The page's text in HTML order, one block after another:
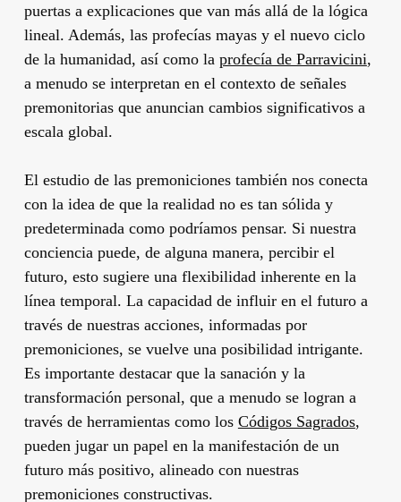
puertas a explicaciones que van más allá de la lógica
lineal. Además, las profecías mayas y el nuevo ciclo
de la humanidad, así como la profecía de Parravicini,
a menudo se interpretan en el contexto de señales
premonitorias que anuncian cambios significativos a
escala global.
El estudio de las premoniciones también nos conecta
con la idea de que la realidad no es tan sólida y
predeterminada como podríamos pensar. Si nuestra
conciencia puede, de alguna manera, percibir el
futuro, esto sugiere una flexibilidad inherente en la
línea temporal. La capacidad de influir en el futuro a
través de nuestras acciones, informadas por
premoniciones, se vuelve una posibilidad intrigante.
Es importante destacar que la sanación y la
transformación personal, que a menudo se logran a
través de herramientas como los Códigos Sagrados,
pueden jugar un papel en la manifestación de un
futuro más positivo, alineado con nuestras
premoniciones constructivas.